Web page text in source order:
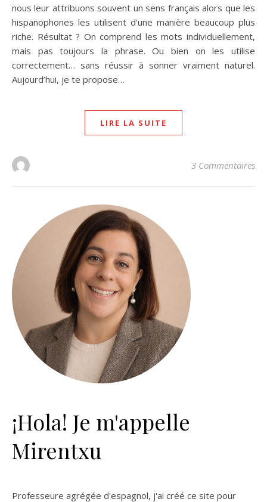
nous leur attribuons souvent un sens français alors que les
hispanophones les utilisent d’une manière beaucoup plus
riche. Résultat ? On comprend les mots individuellement,
mais pas toujours la phrase. Ou bien on les utilise
correctement… sans réussir à sonner vraiment naturel.
Aujourd’hui, je te propose…
LIRE LA SUITE
3 Commentaires
¡Hola! Je m'appelle
Mirentxu
Professeure agrégée d'espagnol, j'ai créé ce site pour